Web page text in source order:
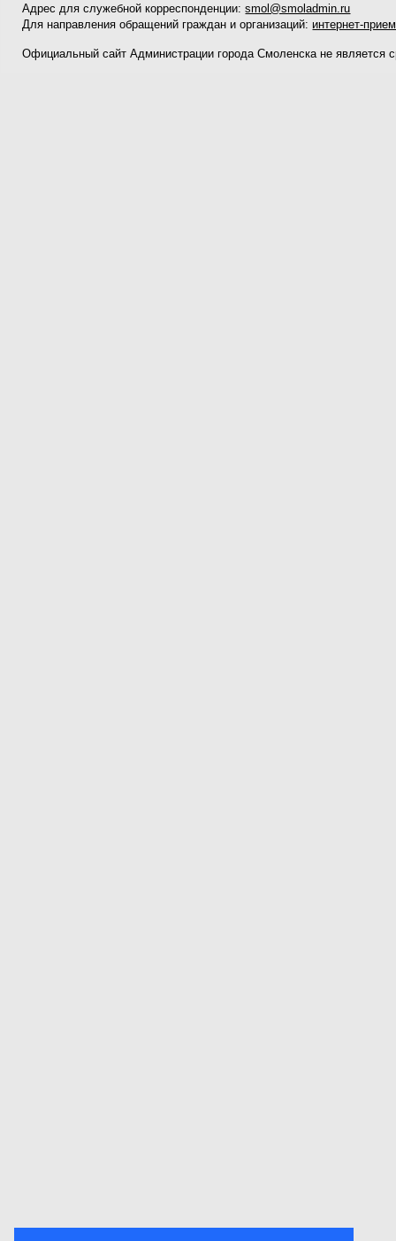
Адрес для служебной корреспонденции:smol@smoladmin.ru
Для направления обращений граждан и организаций: интернет-
Официальный сайт Администрации города Смоленска не является